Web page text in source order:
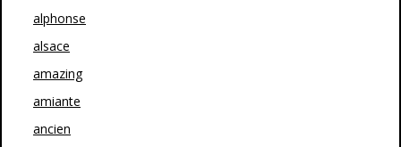
alphonse
alsace
amazing
amiante
ancien